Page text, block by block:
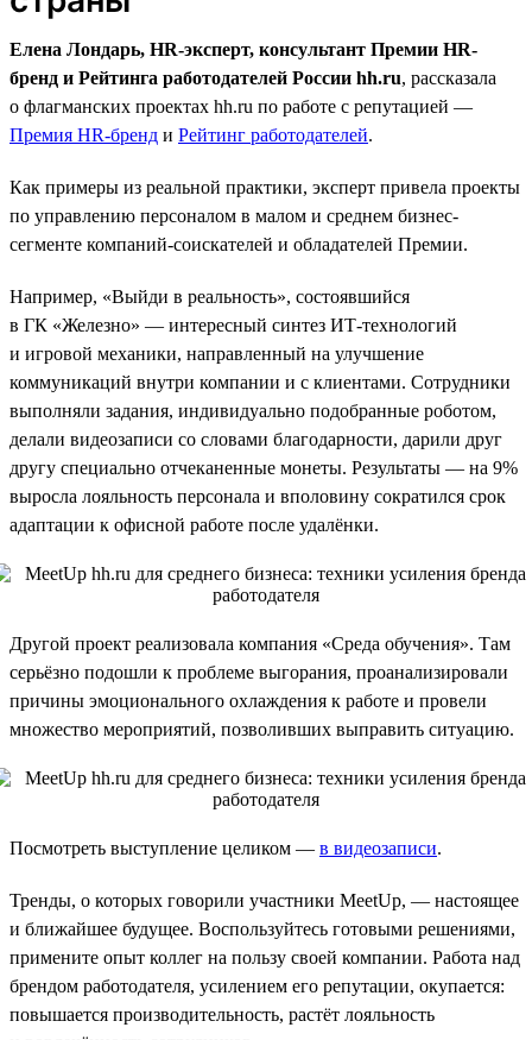
Елена Лондарь, HR-эксперт, консультант Премии HR-
бренд и Рейтинга работодателей России hh.ru, рассказала
о флагманских проектах hh.ru по работе с репутацией —
Премия HR-бренд и Рейтинг работодателей.
Как примеры из реальной практики, эксперт привела проекты
по управлению персоналом в малом и среднем бизнес-
сегменте компаний-соискателей и обладателей Премии.
Например, «Выйди в реальность», состоявшийся
в ГК «Железно» — интересный синтез ИТ-технологий
и игровой механики, направленный на улучшение
коммуникаций внутри компании и с клиентами. Сотрудники
выполняли задания, индивидуально подобранные роботом,
делали видеозаписи со словами благодарности, дарили друг
другу специально отчеканенные монеты. Результаты — на 9%
выросла лояльность персонала и вполовину сократился срок
адаптации к офисной работе после удалёнки.
Другой проект реализовала компания «Среда обучения». Там
серьёзно подошли к проблеме выгорания, проанализировали
причины эмоционального охлаждения к работе и провели
множество мероприятий, позволивших выправить ситуацию.
Посмотреть выступление целиком — в видеозаписи.
Тренды, о которых говорили участники MeetUp, — настоящее
и ближайшее будущее. Воспользуйтесь готовыми решениями,
примените опыт коллег на пользу своей компании. Работа над
брендом работодателя, усилением его репутации, окупается:
повышается производительность, растёт лояльность